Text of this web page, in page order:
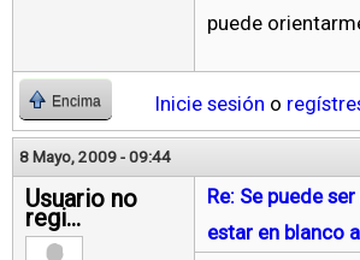
puede
Encima Inicie sesión o
8 Mayo, 2009 - 09:44
Usuario no
regi...
Re: Se puede
estar en blanco